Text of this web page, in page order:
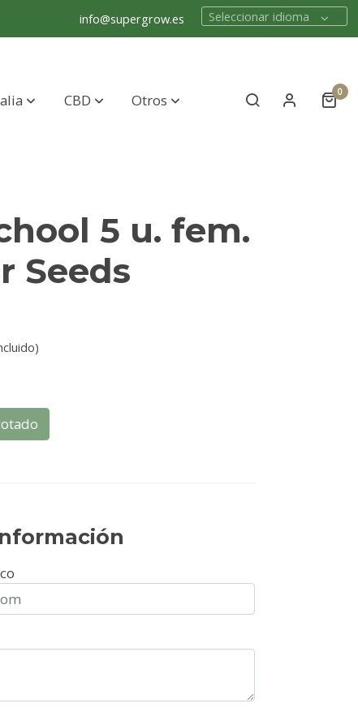
info@supergrow.es Seleccionar idioma
CBD Otros 0
5 u. fem.
Seeds